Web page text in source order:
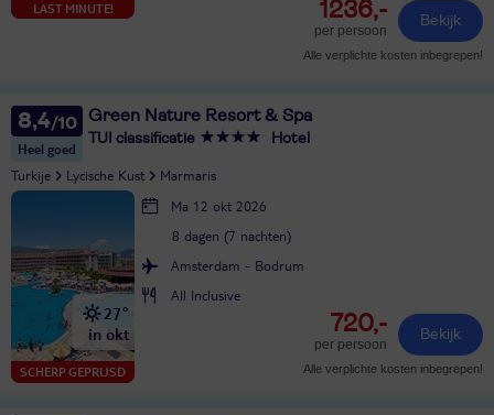
LAST MINUTE! 1236,-
per persoon
Bekijk
Alle verplichte kosten inbegrepen!
8,4
Heel goed
Green Nature Resort & Spa
TUI classificatie Hotel
Turkije Lycische Kust Marmaris
SCHERP GEPRIJSD
27°
in okt
Ma 12 okt 2026
8 dagen (7 nachten)
Amsterdam - Bodrum
All Inclusive
720,-
per persoon
Bekijk
Alle verplichte kosten inbegrepen!